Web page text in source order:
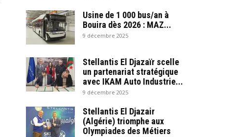
Usine de 1 000 bus/an à
Bouira dès 2026 : MAZ...
9 décembre 2025
Stellantis El Djazaïr scelle
un partenariat stratégique
avec IKAM Auto Industrie...
9 décembre 2025
Stellantis El Djazair
(Algérie) triomphe aux
Olympiades des Métiers